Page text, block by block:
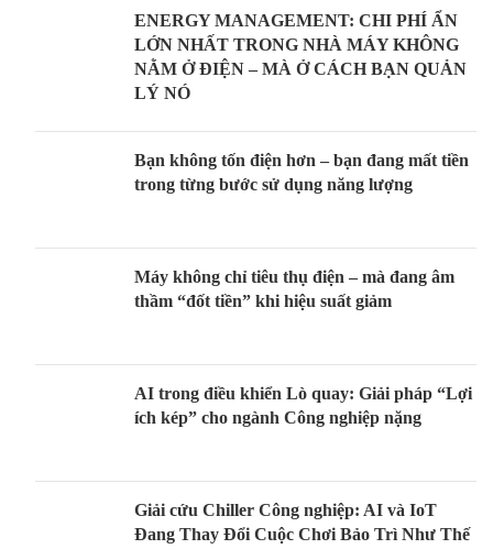
ENERGY MANAGEMENT: CHI PHÍ ẨN
LỚN NHẤT TRONG NHÀ MÁY KHÔNG
NẰM Ở ĐIỆN – MÀ Ở CÁCH BẠN QUẢN
LÝ NÓ
Bạn không tốn điện hơn – bạn đang mất tiền
trong từng bước sử dụng năng lượng
Máy không chỉ tiêu thụ điện – mà đang âm
thầm “đốt tiền” khi hiệu suất giảm
AI trong điều khiển Lò quay: Giải pháp “Lợi
ích kép” cho ngành Công nghiệp nặng
Giải cứu Chiller Công nghiệp: AI và IoT
Đang Thay Đổi Cuộc Chơi Bảo Trì Như Thế